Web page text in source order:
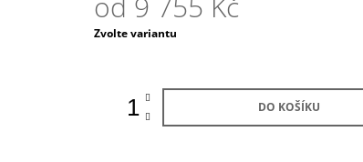
Měrná
Zvolte variantu
DO KOŠÍKU